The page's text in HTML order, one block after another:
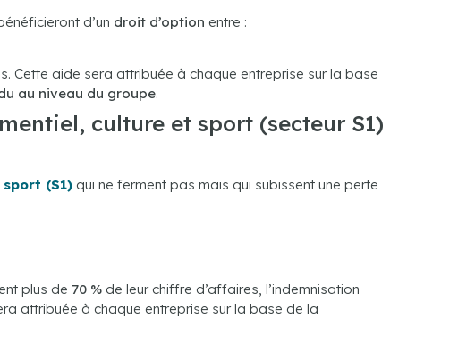
d’un droit d’option entre :
Cette aide sera attribuée à chaque entreprise sur la base
au niveau du groupe.
culture et sport (secteur S1)
(S1) qui ne ferment pas mais qui subissent une perte
plus de 70 % de leur chiffre d’affaires, l’indemnisation
attribuée à chaque entreprise sur la base de la